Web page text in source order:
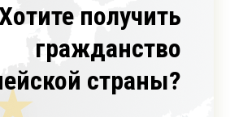
получить
гражданство
страны?